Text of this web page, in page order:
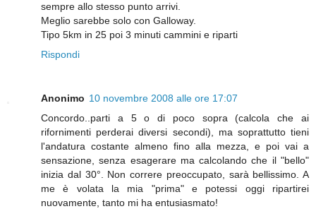
sempre allo stesso punto arrivi.
Meglio sarebbe solo con Galloway.
Tipo 5km in 25 poi 3 minuti cammini e riparti
Rispondi
Anonimo 10 novembre 2008 alle ore 17:07
Concordo..parti a 5 o di poco sopra (calcola che ai
rifornimenti perderai diversi secondi), ma soprattutto tieni
l'andatura costante almeno fino alla mezza, e poi vai a
sensazione, senza esagerare ma calcolando che il "bello"
inizia dal 30°. Non correre preoccupato, sarà bellissimo. A
me è volata la mia "prima" e potessi oggi ripartirei
nuovamente, tanto mi ha entusiasmato!